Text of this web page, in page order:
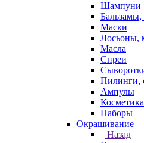
Шампуни
Маски
Лосьоны,
Масла
Спреи
Пилинги,
Ампулы
Наборы
Окрашивание
Назад